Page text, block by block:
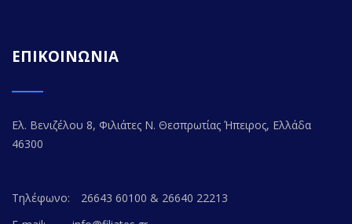
ΕΠΙΚΟΙΝΩΝΙΑ
Ελ. Βενιζέλου 8, Φιλιάτες Ν. Θεσπρωτίας Ήπειρος, Ελλάδα
46300
Τηλέφωνο:
26643 60100 & 26640 22213